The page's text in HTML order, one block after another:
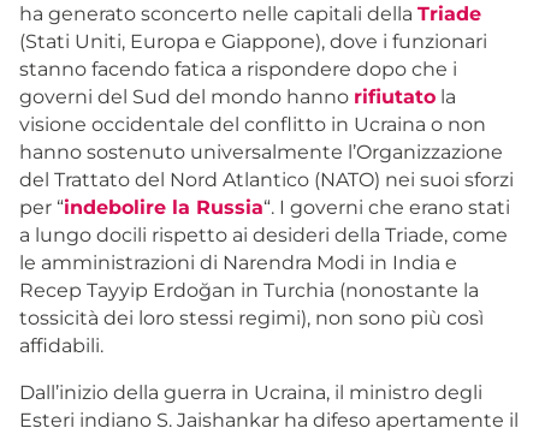
ha generato sconcerto nelle capitali della Triade
(Stati Uniti, Europa e Giappone), dove i funzionari
stanno facendo fatica a rispondere dopo che i
governi del Sud del mondo hanno rifiutato la
visione occidentale del conflitto in Ucraina o non
hanno sostenuto universalmente l’Organizzazione
del Trattato del Nord Atlantico (NATO) nei suoi sforzi
per “indebolire la Russia“. I governi che erano stati
a lungo docili rispetto ai desideri della Triade, come
le amministrazioni di Narendra Modi in India e
Recep Tayyip Erdoğan in Turchia (nonostante la
tossicità dei loro stessi regimi), non sono più così
affidabili.
Dall’inizio della guerra in Ucraina, il ministro degli
Esteri indiano S. Jaishankar ha difeso apertamente il